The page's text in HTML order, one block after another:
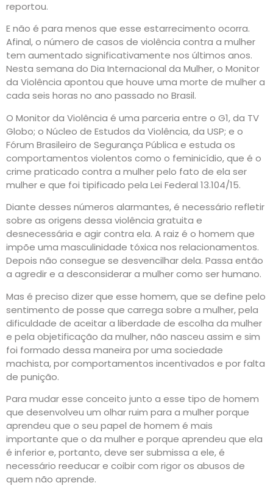
reportou.
E não é para menos que esse estarrecimento ocorra.
Afinal, o número de casos de violência contra a mulher
tem aumentado significativamente nos últimos anos.
Nesta semana do Dia Internacional da Mulher, o Monitor
da Violência apontou que houve uma morte de mulher a
cada seis horas no ano passado no Brasil.
O Monitor da Violência é uma parceria entre o G1, da TV
Globo; o Núcleo de Estudos da Violência, da USP; e o
Fórum Brasileiro de Segurança Pública e estuda os
comportamentos violentos como o feminicídio, que é o
crime praticado contra a mulher pelo fato de ela ser
mulher e que foi tipificado pela Lei Federal 13.104/15.
Diante desses números alarmantes, é necessário refletir
sobre as origens dessa violência gratuita e
desnecessária e agir contra ela. A raiz é o homem que
impõe uma masculinidade tóxica nos relacionamentos.
Depois não consegue se desvencilhar dela. Passa então
a agredir e a desconsiderar a mulher como ser humano.
Mas é preciso dizer que esse homem, que se define pelo
sentimento de posse que carrega sobre a mulher, pela
dificuldade de aceitar a liberdade de escolha da mulher
e pela objetificação da mulher, não nasceu assim e sim
foi formado dessa maneira por uma sociedade
machista, por comportamentos incentivados e por falta
de punição.
Para mudar esse conceito junto a esse tipo de homem
que desenvolveu um olhar ruim para a mulher porque
aprendeu que o seu papel de homem é mais
importante que o da mulher e porque aprendeu que ela
é inferior e, portanto, deve ser submissa a ele, é
necessário reeducar e coibir com rigor os abusos de
quem não aprende.